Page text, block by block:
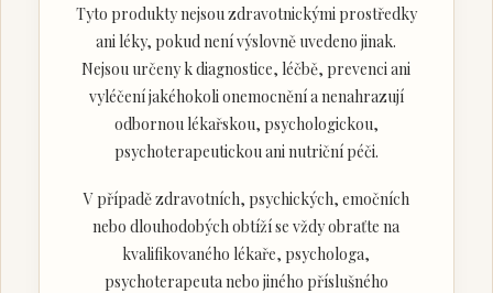
Tyto produkty nejsou zdravotnickými prostředky
ani léky, pokud není výslovně uvedeno jinak.
Nejsou určeny k diagnostice, léčbě, prevenci ani
vyléčení jakéhokoli onemocnění a nenahrazují
odbornou lékařskou, psychologickou,
psychoterapeutickou ani nutriční péči.
V případě zdravotních, psychických, emočních
nebo dlouhodobých obtíží se vždy obraťte na
kvalifikovaného lékaře, psychologa,
psychoterapeuta nebo jiného příslušného